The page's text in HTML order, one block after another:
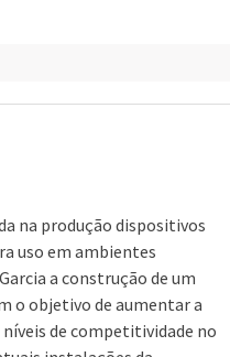
na produção dispositivos
uso em ambientes
a construção de um
o objetivo de aumentar a
de competitividade no